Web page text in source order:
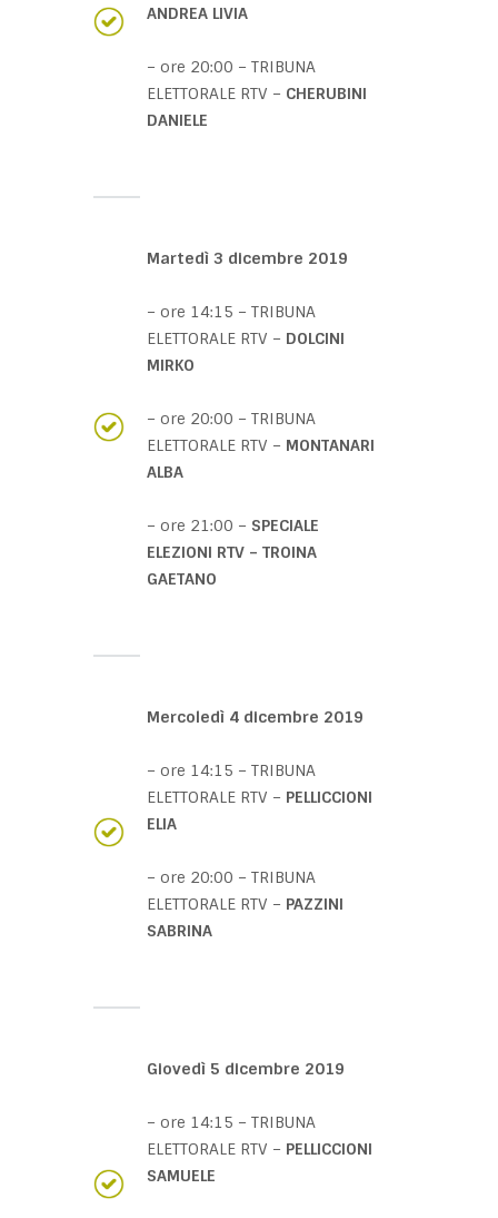
ANDREA LIVIA
– ore 20:00 – TRIBUNA
ELETTORALE RTV – CHERUBINI
DANIELE
Martedì 3 dicembre 2019
– ore 14:15 – TRIBUNA
ELETTORALE RTV – DOLCINI
MIRKO
– ore 20:00 – TRIBUNA
ELETTORALE RTV – MONTANARI
ALBA
– ore 21:00 – SPECIALE
ELEZIONI RTV – TROINA
GAETANO
Mercoledì 4 dicembre 2019
– ore 14:15 – TRIBUNA
ELETTORALE RTV – PELLICCIONI
ELIA
– ore 20:00 – TRIBUNA
ELETTORALE RTV – PAZZINI
SABRINA
Giovedì 5 dicembre 2019
– ore 14:15 – TRIBUNA
ELETTORALE RTV – PELLICCIONI
SAMUELE